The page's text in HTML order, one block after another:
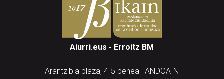
Aiurri.eus - Erroitz BM
Arantzibia plaza, 4-5 behea | ANDOAIN